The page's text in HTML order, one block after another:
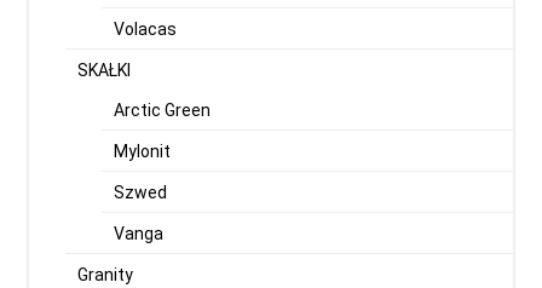
Volacas
SKAŁKI
Arctic Green
Mylonit
Szwed
Vanga
Granity